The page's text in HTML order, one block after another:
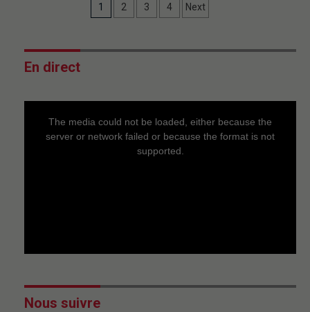
1 2 3 4 Next
En direct
The media could not be loaded, either because the
server or network failed or because the format is not
supported.
Nous suivre